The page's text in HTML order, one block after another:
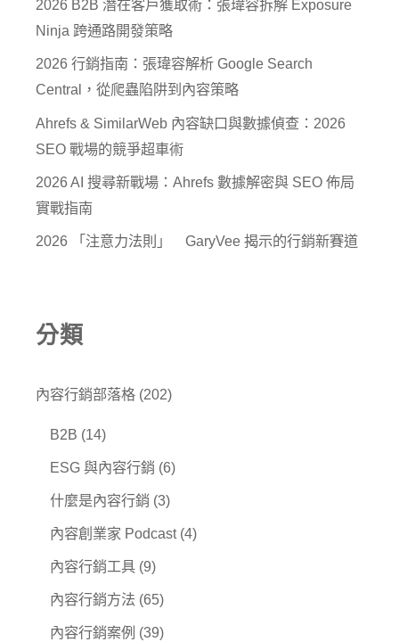
2026 B2B 潛在客戶獲取術：張瑋容拆解 Exposure
Ninja 跨通路開發策略
2026 行銷指南：張瑋容解析 Google Search
Central，從爬蟲陷阱到內容策略
Ahrefs & SimilarWeb 內容缺口與數據偵查：2026
SEO 戰場的競爭超車術
2026 AI 搜尋新戰場：Ahrefs 數據解密與 SEO 佈局
實戰指南
2026 「注意力法則」 GaryVee 揭示的行銷新賽道
分類
內容行銷部落格 (202)
B2B (14)
ESG 與內容行銷 (6)
什麼是內容行銷 (3)
內容創業家 Podcast(4)
內容行銷工具 (9)
內容行銷方法 (65)
內容行銷案例 (39)